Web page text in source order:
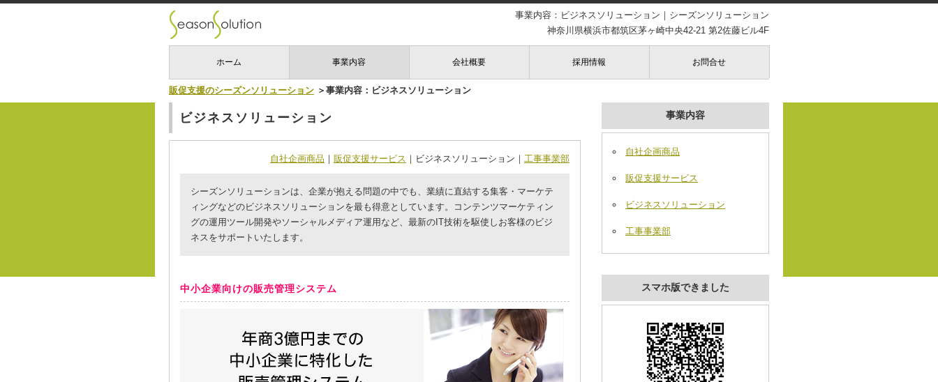
事業内容：ビジネスソリューション｜シーズンソリューション
神奈川県横浜市都筑区茅ヶ崎中央42-21 第2佐藤ビル4F
ホーム 事業内容 会社概要 採用情報 お問合せ
販促支援のシーズンソリューション ＞事業内容：ビジネスソリューション
事業内容
自社企画商品
販促支援サービス
ビジネスソリューション
工事事業部
スマホ版できました
ビジネスソリューション
自社企画商品 ｜ 販促支援サービス ｜ビジネスソリューション｜ 工事事業部
シーズンソリューションは、企業が抱える問題の中でも、業績に直結する集客・マーケテ
ィングなどのビジネスソリューションを最も得意としています。コンテンツマーケティン
グの運用ツール開発やソーシャルメディア運用など、最新のIT技術を駆使しお客様のビジ
ネスをサポートいたします。
中小企業向けの販売管理システム